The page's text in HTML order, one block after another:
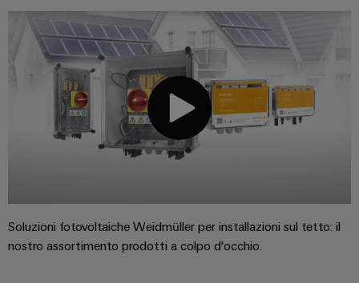
Soluzioni fotovoltaiche Weidmüller per installazioni sul tetto: il
nostro assortimento prodotti a colpo d'occhio.